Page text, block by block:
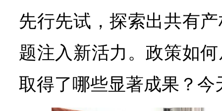
先行先试，探索出共有
题注入新活力。政策如
取得了哪些显著成果？